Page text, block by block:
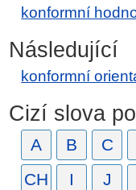
konformní
Následující
konformní
Cizí slova
A B C
CH
I J